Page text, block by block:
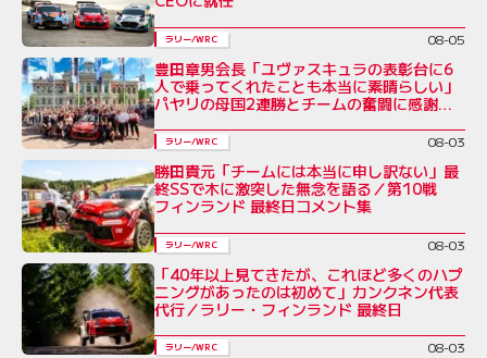
ラリー/WRC 08-05
豊田章男会長「ユヴァスキュラの表彰台に6
人で乗ってくれたことも本当に素晴らしい」
パヤリの母国2連勝とチームの奮闘に感謝を
ラリー/WRC 08-03
勝田貴元「チームには本当に申し訳ない」最
終SSで木に激突した無念を語る／第10戦
フィンランド 最終日コメント集
ラリー/WRC 08-03
「40年以上見てきたが、これほど多くのハプ
ニングがあったのは初めて」カンクネン代表
代行／ラリー・フィンランド 最終日
ラリー/WRC 08-03